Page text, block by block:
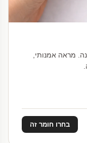
מראה אמנותי,
בחרו חומר זה